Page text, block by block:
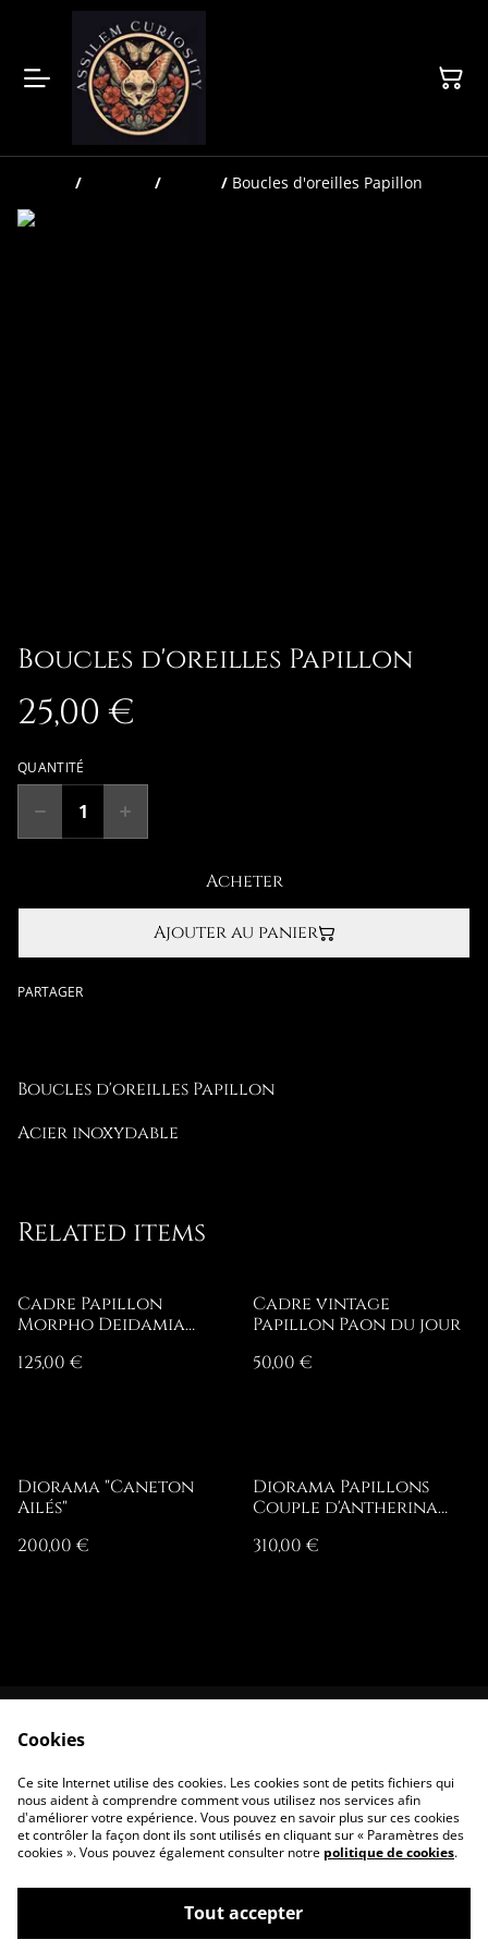
/ / / Boucles d'oreilles Papillon
Boucles d'oreilles Papillon
25,00 €
QUANTITÉ
Acheter
Ajouter au panier
PARTAGER
Boucles d'oreilles Papillon
Acier inoxydable
Related items
Cadre Papillon
Morpho Deidamia
125,00 €
Cadre vintage
Papillon Paon du jour
50,00 €
Diorama "Caneton
Ailés"
200,00 €
Diorama Papillons
Couple d'Antherina
310,00 €
Contactez-nous
confidentialité
cookies
©2026Assilem Curiosity
Cookies
Ce site Internet utilise des cookies. Les cookies sont de petits fichiers qui
nous aident à comprendre comment vous utilisez nos services afin
d'améliorer votre expérience. Vous pouvez en savoir plus sur ces cookies
et contrôler la façon dont ils sont utilisés en cliquant sur « Paramètres des
cookies ». Vous pouvez également consulter notre politique de cookies.
Tout accepter